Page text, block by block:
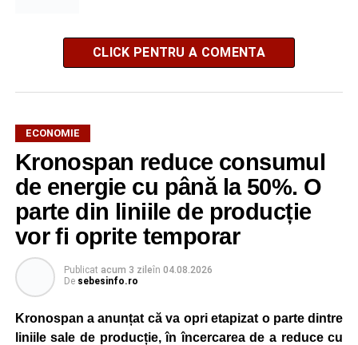
CLICK PENTRU A COMENTA
ECONOMIE
Kronospan reduce consumul
de energie cu până la 50%. O
parte din liniile de producție
vor fi oprite temporar
Publicat acum 3 zileîn 04.08.2026
De sebesinfo.ro
Kronospan a anunțat că va opri etapizat o parte dintre
liniile sale de producție, în încercarea de a reduce cu